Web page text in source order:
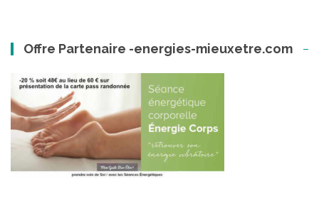
Offre Partenaire -energies-mieuxetre.com